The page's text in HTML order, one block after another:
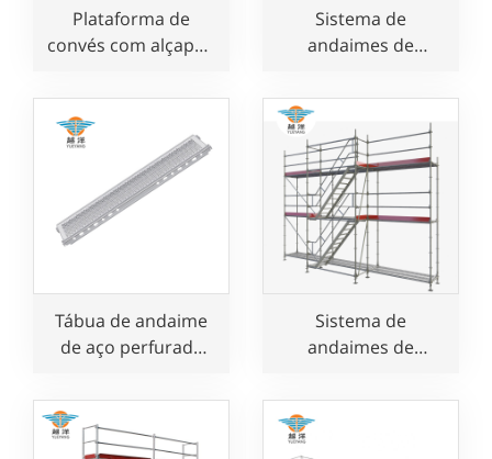
Plataforma de
convés com alçapão
madeira
compensada de
alumínio Layher
com escada
Sistema de
andaimes de
de aço galvanizado
à venda
Tábua de andaime
de aço perfurada
para uso em
construção
Sistema de
andaimes de
galvanizados
Speedy à venda